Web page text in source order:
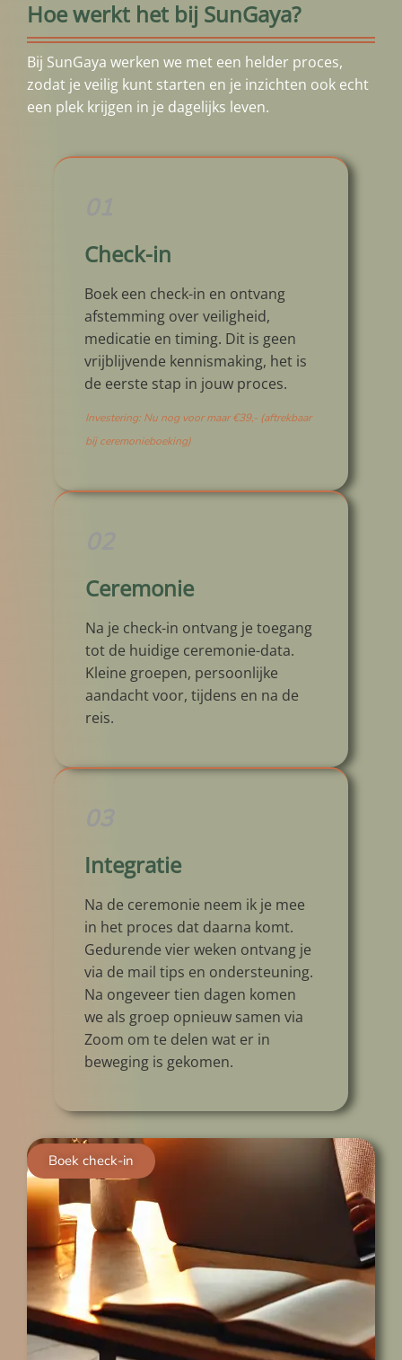
Hoe werkt het bij SunGaya?
Bij SunGaya werken we met een helder proces,
zodat je veilig kunt starten en je inzichten ook echt
een plek krijgen in je dagelijks leven.
Check-in
Boek een check-in en ontvang
afstemming over veiligheid,
medicatie en timing. Dit is geen
vrijblijvende kennismaking, het is
de eerste stap in jouw proces.
Investering: Nu nog voor maar €39,- (aftrekbaar
bij ceremonieboeking)
Ceremonie
Na je check-in ontvang je toegang
tot de huidige ceremonie-data.
Kleine groepen, persoonlijke
aandacht voor, tijdens en na de
reis.
Integratie
Na de ceremonie neem ik je mee
in het proces dat daarna komt.
Gedurende vier weken ontvang je
via de mail tips en ondersteuning.
Na ongeveer tien dagen komen
we als groep opnieuw samen via
Zoom om te delen wat er in
beweging is gekomen.
Boek check-in